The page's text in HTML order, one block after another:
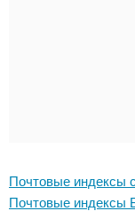
Почтовые индексы
Почтовые индексы